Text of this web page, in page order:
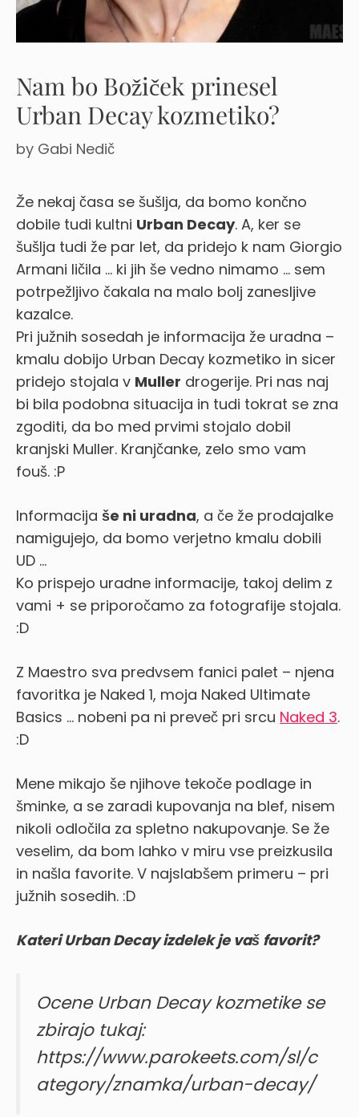
Nam bo Božiček prinesel
Urban Decay kozmetiko?
by Gabi Nedič
Že nekaj časa se šušlja, da bomo končno
dobile tudi kultni Urban Decay. A, ker se
šušlja tudi že par let, da pridejo k nam Giorgio
Armani ličila … ki jih še vedno nimamo … sem
potrpežljivo čakala na malo bolj zanesljive
kazalce.
Pri južnih sosedah je informacija že uradna –
kmalu dobijo Urban Decay kozmetiko in sicer
pridejo stojala v Muller drogerije. Pri nas naj
bi bila podobna situacija in tudi tokrat se zna
zgoditi, da bo med prvimi stojalo dobil
kranjski Muller. Kranjčanke, zelo smo vam
fouš. :P
Informacija še ni uradna, a če že prodajalke
namigujejo, da bomo verjetno kmalu dobili
UD …
Ko prispejo uradne informacije, takoj delim z
vami + se priporočamo za fotografije stojala.
:D
Z Maestro sva predvsem fanici palet – njena
favoritka je Naked 1, moja Naked Ultimate
Basics … nobeni pa ni preveč pri srcu Naked 3.
:D
Mene mikajo še njihove tekoče podlage in
šminke, a se zaradi kupovanja na blef, nisem
nikoli odločila za spletno nakupovanje. Se že
veselim, da bom lahko v miru vse preizkusila
in našla favorite. V najslabšem primeru – pri
južnih sosedih. :D
Kateri Urban Decay izdelek je vaš favorit?
Ocene Urban Decay kozmetike se
zbirajo tukaj:
https://www.parokeets.com/sl/c
ategory/znamka/urban-decay/